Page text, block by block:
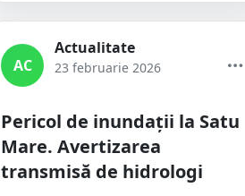
AC
Actualitate
23 februarie 2026
Pericol de inundații la Satu
Mare. Avertizarea
transmisă de hidrologi